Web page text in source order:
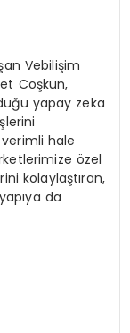
Vebilişim
Coşkun,
yapay zeka
verimli hale
özel
kolaylaştıran,
da